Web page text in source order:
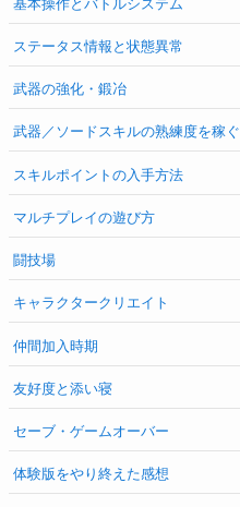
基本操作とバトルシステム
ステータス情報と状態異常
武器の強化・鍛冶
武器／ソードスキルの熟練度を稼ぐ
スキルポイントの入手方法
マルチプレイの遊び方
闘技場
キャラクタークリエイト
仲間加入時期
友好度と添い寝
セーブ・ゲームオーバー
体験版をやり終えた感想